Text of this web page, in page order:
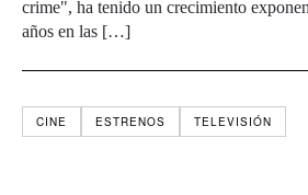
crime", ha tenido un crecimiento
años en las […]
CINE ESTRENOS TELEVISIÓN